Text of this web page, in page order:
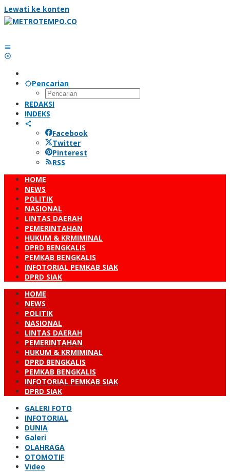
Lewati ke konten
Pencarian
REDAKSI
INDEKS
Facebook
Twitter
Pinterest
RSS
HOME
NEWS
POLITIK
NASIONAL
LINTAS DAERAH
PEMERINTAHAN
HUKUM & KRMIMINAL
DPRD BENGKALIS
PEMKAB BENGKALIS
INFOTORIAL PEMKAB SIAK
DPRD SIAK
HOME
NEWS
POLITIK
NASIONAL
LINTAS DAERAH
PEMERINTAHAN
HUKUM & KRMIMINAL
DPRD BENGKALIS
PEMKAB BENGKALIS
INFOTORIAL PEMKAB SIAK
DPRD SIAK
GALERI FOTO
INFOTORIAL
DUNIA
Galeri
OLAHRAGA
OTOMOTIF
Video